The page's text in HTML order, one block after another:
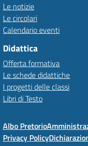
Le notizie
Le circolari
Calendario eventi
Didattica
Offerta formativa
Le schede didattiche
I progetti delle classi
Libri di Testo
Albo Pretorio
Privacy Policy